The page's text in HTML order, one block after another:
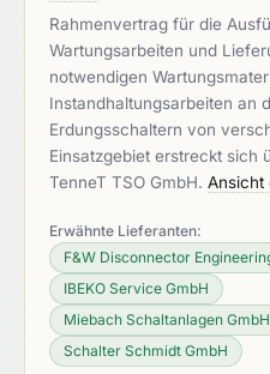
Rahmenvertrag für die
Wartungsarbeiten und
notwendigen
Instandhaltungsarbeiten an
Erdungsschaltern von
Einsatzgebiet erstreckt sich
TenneT TSO GmbH. Ansicht
Erwähnte Lieferanten:
F&W Disconnector
IBEKO Service GmbH
Miebach Schaltanlagen
Schalter Schmidt GmbH